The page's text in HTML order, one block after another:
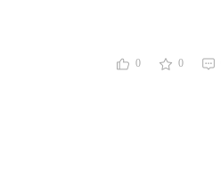
0 0